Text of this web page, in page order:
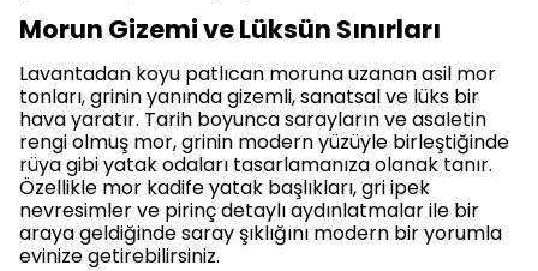
Morun Gizemi ve Lüksün Sınırları
Lavantadan koyu patlıcan moruna uzanan asil mor
tonları, grinin yanında gizemli, sanatsal ve lüks bir
hava yaratır. Tarih boyunca sarayların ve asaletin
rengi olmuş mor, grinin modern yüzüyle birleştiğinde
rüya gibi yatak odaları tasarlamanıza olanak tanır.
Özellikle mor kadife yatak başlıkları, gri ipek
nevresimler ve pirinç detaylı aydınlatmalar ile bir
araya geldiğinde saray şıklığını modern bir yorumla
evinize getirebilirsiniz.